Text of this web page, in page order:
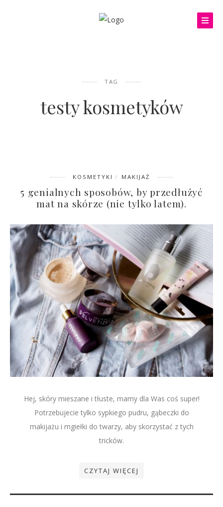
TAG
testy kosmetyków
KOSMETYKI MAKIJAŻ
5 genialnych sposobów, by przedłużyć
mat na skórze (nie tylko latem).
Hej, skóry mieszane i tłuste, mamy dla Was coś super!
Potrzebujecie tylko sypkiego pudru, gąbeczki do
makijażu i mgiełki do twarzy, aby skorzystać z tych
tricków.
CZYTAJ WIĘCEJ